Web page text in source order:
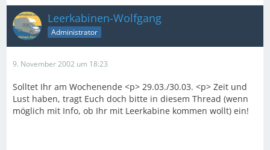
Leerkabinen-Wolfgang
Administrator
9. November 2002 um 18:23
Solltet Ihr am Wochenende <p> 29.03./30.03. <p> Zeit und
Lust haben, tragt Euch doch bitte in diesem Thread (wenn
möglich mit Info, ob Ihr mit Leerkabine kommen wollt) ein!